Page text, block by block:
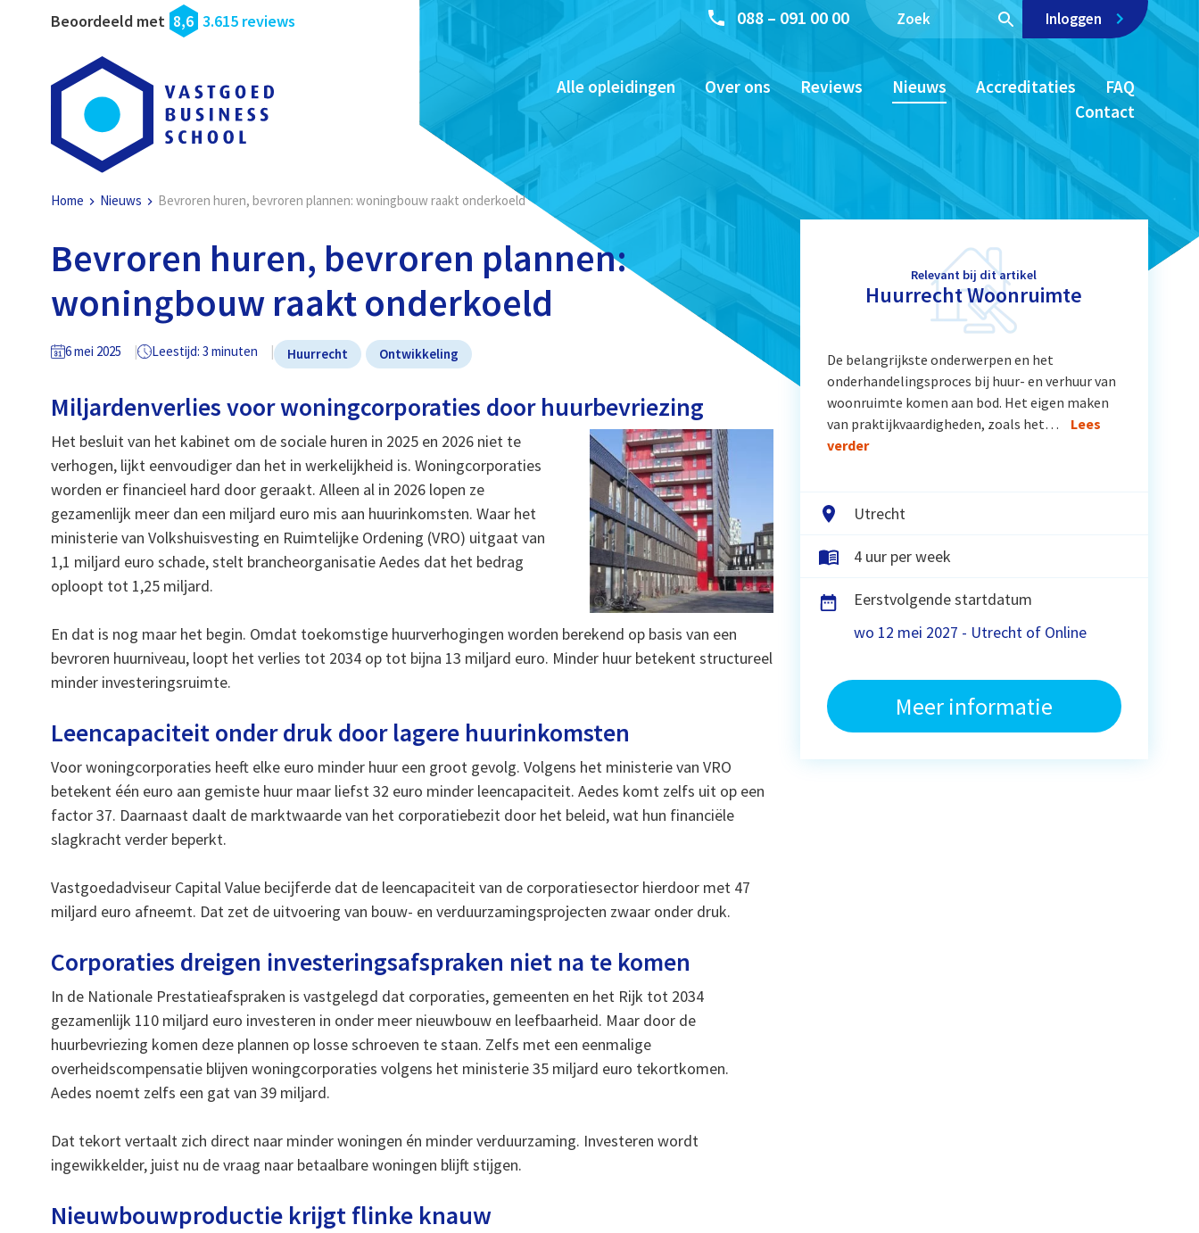
Beoordeeld met 8,6 3.615 reviews 088 – 091 00 00 Inloggen
Alle opleidingen Over ons Reviews Nieuws Accreditaties
FAQ
Contact
Home Nieuws Bevroren huren, bevroren plannen: woningbouw raakt onderkoeld
Bevroren huren, bevroren plannen:
woningbouw raakt onderkoeld
6 mei 2025 Leestijd: 3 minuten Huurrecht Ontwikkeling
Miljardenverlies voor woningcorporaties door huurbevriezing
Het besluit van het kabinet om de sociale huren in 2025 en 2026 niet te
verhogen, lijkt eenvoudiger dan het in werkelijkheid is. Woningcorporaties
worden er financieel hard door geraakt. Alleen al in 2026 lopen ze
gezamenlijk meer dan een miljard euro mis aan huurinkomsten. Waar het
ministerie van Volkshuisvesting en Ruimtelijke Ordening (VRO) uitgaat van
1,1 miljard euro schade, stelt brancheorganisatie Aedes dat het bedrag
oploopt tot 1,25 miljard.
En dat is nog maar het begin. Omdat toekomstige huurverhogingen worden berekend op basis van een
bevroren huurniveau, loopt het verlies tot 2034 op tot bijna 13 miljard euro. Minder huur betekent structureel
minder investeringsruimte.
Leencapaciteit onder druk door lagere huurinkomsten
Voor woningcorporaties heeft elke euro minder huur een groot gevolg. Volgens het ministerie van VRO
betekent één euro aan gemiste huur maar liefst 32 euro minder leencapaciteit. Aedes komt zelfs uit op een
factor 37. Daarnaast daalt de marktwaarde van het corporatiebezit door het beleid, wat hun financiële
slagkracht verder beperkt.
Vastgoedadviseur Capital Value becijferde dat de leencapaciteit van de corporatiesector hierdoor met 47
miljard euro afneemt. Dat zet de uitvoering van bouw- en verduurzamingsprojecten zwaar onder druk.
Corporaties dreigen investeringsafspraken niet na te komen
In de Nationale Prestatieafspraken is vastgelegd dat corporaties, gemeenten en het Rijk tot 2034
gezamenlijk 110 miljard euro investeren in onder meer nieuwbouw en leefbaarheid. Maar door de
huurbevriezing komen deze plannen op losse schroeven te staan. Zelfs met een eenmalige
overheidscompensatie blijven woningcorporaties volgens het ministerie 35 miljard euro tekortkomen.
Aedes noemt zelfs een gat van 39 miljard.
Dat tekort vertaalt zich direct naar minder woningen én minder verduurzaming. Investeren wordt
ingewikkelder, juist nu de vraag naar betaalbare woningen blijft stijgen.
Nieuwbouwproductie krijgt flinke knauw
Relevant bij dit artikel
Huurrecht Woonruimte
De belangrijkste onderwerpen en het
onderhandelingsproces bij huur- en verhuur van
woonruimte komen aan bod. Het eigen maken
van praktijkvaardigheden, zoals het…
Lees
verder
Utrecht
4 uur per week
Eerstvolgende startdatum
wo 12 mei 2027 - Utrecht of Online
Meer informatie